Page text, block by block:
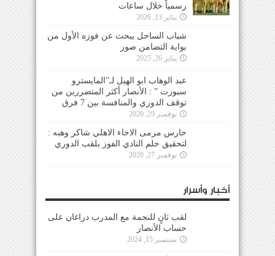
رسمياً خلال ساعات
يناير 13, 2026
شباب الساحل يبحث عن فوزه الأول من
بوابة التضامن صور
يناير 26, 2025
عبد الوهاب ابو الهيل لـ”المايسترو
سبورت ” : الأنصار أكثر المتضررين من
توقف الدوري والمنافسة بين 7 فرق
نوفمبر 29, 2020
حارس مرمى الاخاء الاهلي شاكر وهبه :
لتحقيق حلم النادي الفوز بلقب الدوري
نوفمبر 27, 2020
أخبار وأسرار
لقب ثانٍ للنجمة مع المدرب دراغان على
حساب الأنصار
سبتمبر 15, 2024